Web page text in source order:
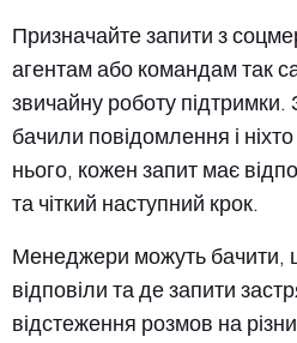
Призначайте запити з
агентам або командам так
звичайну роботу підтримки.
бачили повідомлення і
нього, кожен запит має
та чіткий наступний крок.
Менеджери можуть бачити,
відповіли та де запити
відстеження розмов на